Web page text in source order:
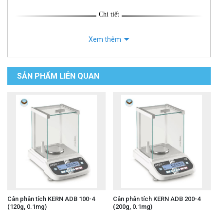
Chi tiết
Xem thêm
SẢN PHẨM LIÊN QUAN
Cân phân tích KERN ADB 100-4
(120g, 0.1mg)
Cân phân tích KERN ADB 200-4
(200g, 0.1mg)